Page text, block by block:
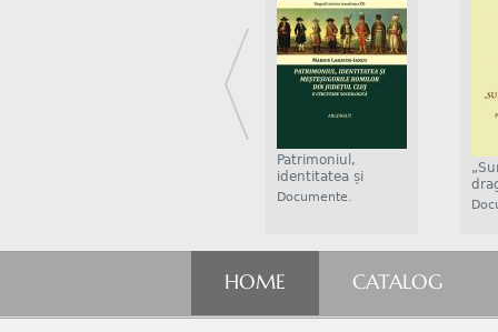
Patrimoniul,
identitatea și
meșt...
Documente.
HOME CATALOG